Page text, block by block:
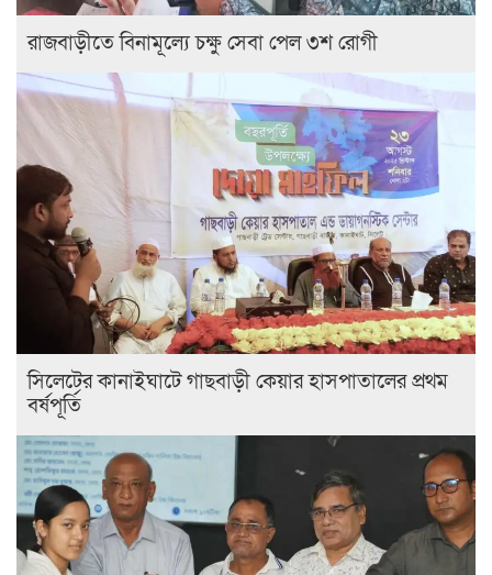
রাজবাড়ীতে বিনামূল্যে চক্ষু সেবা পেল ৩শ রোগী
সিলেটের কানাইঘাটে গাছবাড়ী কেয়ার হাসপাতালের প্রথম
বর্ষপূর্তি